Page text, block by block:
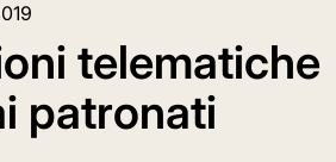
telematiche
patronati